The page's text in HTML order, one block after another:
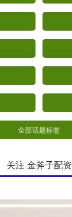
全部话题标签
关注 金斧子配资